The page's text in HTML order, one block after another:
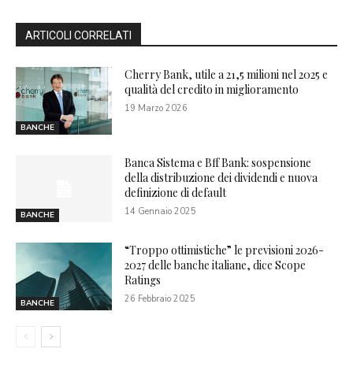
ARTICOLI CORRELATI
BANCHE
Cherry Bank, utile a 21,5 milioni nel 2025 e
qualità del credito in miglioramento
19 Marzo 2026
BANCHE
Banca Sistema e Bff Bank: sospensione
della distribuzione dei dividendi e nuova
definizione di default
14 Gennaio 2025
BANCHE
“Troppo ottimistiche” le previsioni 2026-
2027 delle banche italiane, dice Scope
Ratings
26 Febbraio 2025